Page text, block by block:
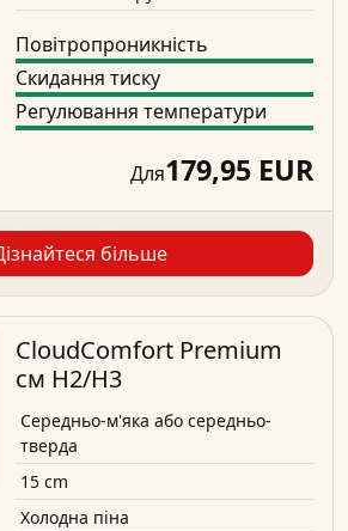
Повітропроникність
Скидання тиску
Регулювання температури
Для179,95 EUR
більше
CloudComfort Premium
см H2/H3
Середньо-м'яка або середньо-
тверда
15 cm
Холодна піна